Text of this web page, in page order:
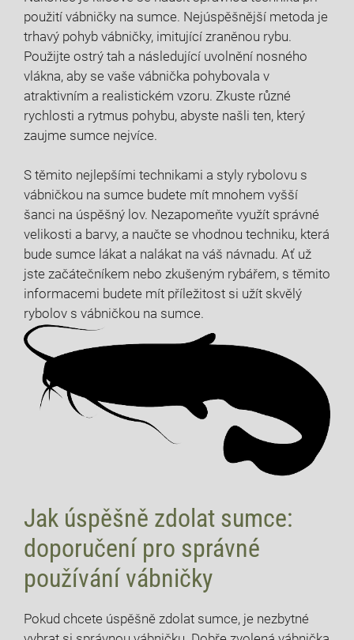
použití vábničky na sumce. Nejúspěšnější metoda je
trhavý pohyb vábničky, imitující zraněnou rybu.
Použijte ostrý tah a následující uvolnění nosného
vlákna, aby se vaše vábnička pohybovala v
atraktivním a realistickém vzoru. Zkuste různé
rychlosti a rytmus pohybu, abyste našli ten, který
zaujme sumce nejvíce.
S těmito nejlepšími technikami a styly rybolovu s
vábničkou na sumce budete mít mnohem vyšší
šanci na úspěšný lov. Nezapomeňte využít správné
velikosti a barvy, a naučte se vhodnou techniku, která
bude sumce lákat a nalákat na váš návnadu. Ať už
jste začátečníkem nebo zkušeným rybářem, s těmito
informacemi budete mít příležitost si užít skvělý
rybolov s vábničkou na sumce.
Jak úspěšně zdolat sumce:
doporučení pro správné
používání vábničky
Pokud chcete úspěšně zdolat sumce, je nezbytné